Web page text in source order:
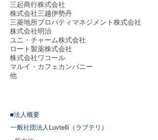
三起商行株式会社
株式会社三越伊勢丹
三菱地所プロパティマネジメント株式会社
株式会社明治
ユニ・チャーム株式会社
ロート製薬株式会社
株式会社ワコール
マルイ・カフェカンパニー
他
​■法人概要
一般社団法人Luvtelli（ラブテリ）